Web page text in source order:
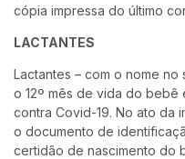
cópia impressa do último
LACTANTES
Lactantes – com o nome no
o 12º mês de vida do bebê
contra Covid-19. No ato da
o documento de
certidão de nascimento do